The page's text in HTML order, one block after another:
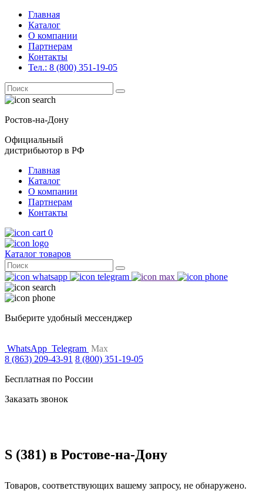
Главная
Каталог
О компании
Партнерам
Контакты
Тел.: 8 (800) 351-19-05
Поиск
for:
Ростов-на-Дону
Официальный
дистрибьютор в РФ
Главная
Каталог
О компании
Партнерам
Контакты
0
Каталог товаров
Поиск
for:
Выберите удобный мессенджер
WhatsApp Telegram Max
8 (863) 209-43-91 8 (800) 351-19-05
Бесплатная по России
Заказать звонок
S (381) в Ростове-на-Дону
Товаров, соответствующих вашему запросу, не обнаружено.